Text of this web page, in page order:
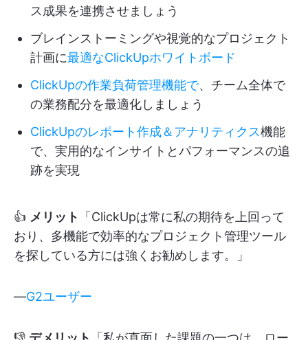
ス成果を連携させましょう
ブレインストーミングや視覚的なプロジェクト
計画に最適なClickUpホワイトボード
ClickUpの作業負荷管理機能で、チーム全体で
の業務配分を最適化しましょう
ClickUpのレポート作成＆アナリティクス機能
で、実用的なインサイトとパフォーマンスの追
跡を実現
👍 メリット
「ClickUpは常に私の期待を上回って
おり、多機能で効率的なプロジェクト管理ツール
を探している方には強くお勧めします。」
—G2ユーザー